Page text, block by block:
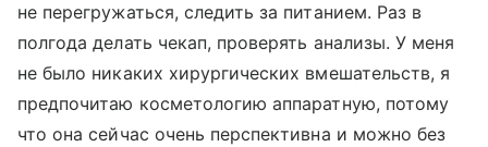
не перегружаться, следить за питанием. Раз в
полгода делать чекап, проверять анализы. У меня
не было никаких хирургических вмешательств, я
предпочитаю косметологию аппаратную, потому
что она сейчас очень перспективна и можно без